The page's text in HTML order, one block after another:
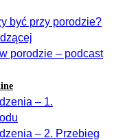
być przy porodzie?
porodzie – podcast
– 1.
– 2. Przebieg